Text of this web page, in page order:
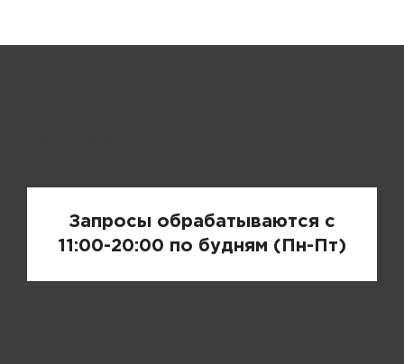
Запросы обрабатываются с
11:00-20:00 по будням (Пн-Пт)